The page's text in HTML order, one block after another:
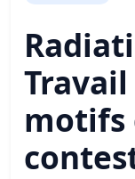
motifs